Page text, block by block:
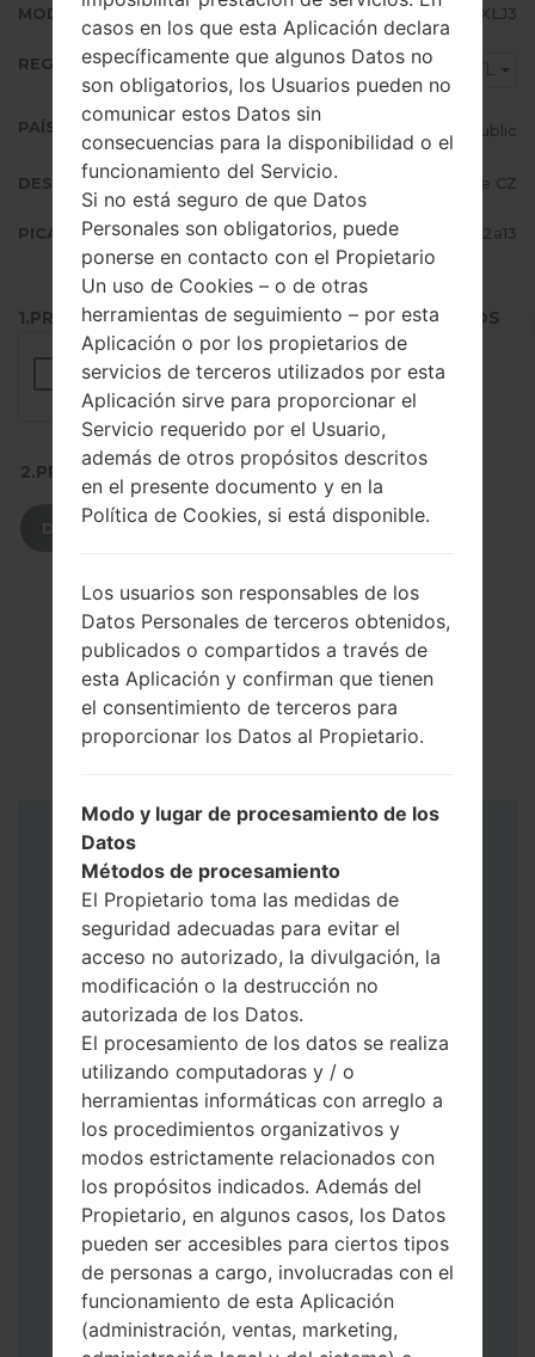
MODEM/CP VERSIÓN S5302XXLJ3
REGIÓN ETL
PAÍS (UN/EL PAÍS) Czech Republic
DESCRIPCIÓN T-Mobile CZ, O2 CZ, Vodafone CZ
PICADILLO 517efc2875eb61a592ec2c3b99982a13
1.PRESIONE EL BOTÓN PARA CARGAR LOS ARCHIVOS
2.PRESIONE PARA DESCARGAR
DESCARGAR
Instrucciones
Descargue a su PC: la última versión de
Odin 3.
A continuación, extraiga el archivo de
firmware.
Debe obtener 1 (si es archivo 1, elíjalo aquí)
casos en los que esta Aplicación declara
específicamente que algunos Datos no
son obligatorios, los Usuarios pueden no
comunicar estos Datos sin
consecuencias para la disponibilidad o el
funcionamiento del Servicio.
Si no está seguro de que Datos
Personales son obligatorios, puede
ponerse en contacto con el Propietario
Un uso de Cookies – o de otras
herramientas de seguimiento – por esta
Aplicación o por los propietarios de
servicios de terceros utilizados por esta
Aplicación sirve para proporcionar el
Servicio requerido por el Usuario,
además de otros propósitos descritos
en el presente documento y en la
Política de Cookies, si está disponible.
Los usuarios son responsables de los
Datos Personales de terceros obtenidos,
publicados o compartidos a través de
esta Aplicación y confirman que tienen
el consentimiento de terceros para
proporcionar los Datos al Propietario.
Modo y lugar de procesamiento de los
Datos
Métodos de procesamiento
El Propietario toma las medidas de
seguridad adecuadas para evitar el
acceso no autorizado, la divulgación, la
modificación o la destrucción no
autorizada de los Datos.
El procesamiento de los datos se realiza
utilizando computadoras y / o
herramientas informáticas con arreglo a
los procedimientos organizativos y
modos estrictamente relacionados con
los propósitos indicados. Además del
Propietario, en algunos casos, los Datos
pueden ser accesibles para ciertos tipos
de personas a cargo, involucradas con el
funcionamiento de esta Aplicación
(administración, ventas, marketing,